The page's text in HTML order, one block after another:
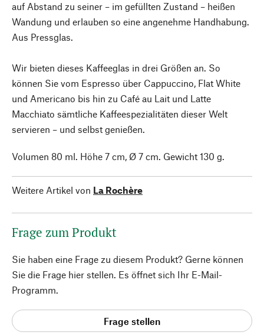
auf Abstand zu seiner – im gefüllten Zustand – heißen
Wandung und erlauben so eine angenehme Handhabung.
Aus Pressglas.
Wir bieten dieses Kaffeeglas in drei Größen an. So
können Sie vom Espresso über Cappuccino, Flat White
und Americano bis hin zu Café au Lait und Latte
Macchiato sämtliche Kaffeespezialitäten dieser Welt
servieren – und selbst genießen.
Volumen 80 ml. Höhe 7 cm, Ø 7 cm. Gewicht 130 g.
Weitere Artikel von La Rochère
Frage zum Produkt
Sie haben eine Frage zu diesem Produkt? Gerne können
Sie die Frage hier stellen. Es öffnet sich Ihr E-Mail-
Programm.
Frage stellen